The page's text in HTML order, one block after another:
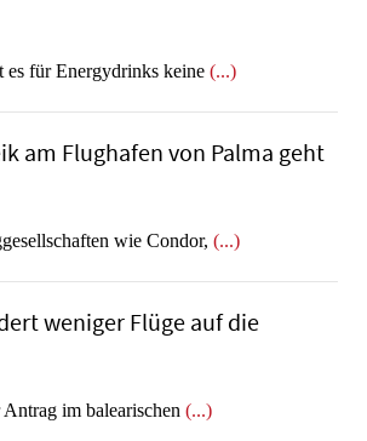
es für Energydrinks keine (...)
am Flughafen von Palma geht
wie Condor, (...)
weniger Flüge auf die
im balearischen (...)